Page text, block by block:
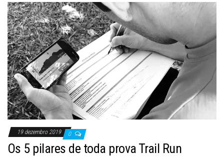
19 dezembro 2019 0
Os 5 pilares de toda prova Trail Run